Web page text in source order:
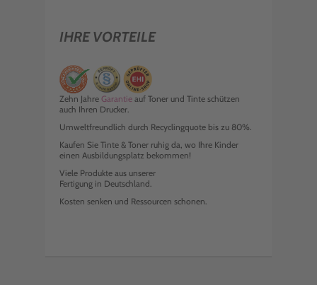
IHRE VORTEILE
Zehn Jahre Garantie auf Toner und Tinte schützen
auch Ihren Drucker.
Umweltfreundlich durch Recyclingquote bis zu 80%.
Kaufen Sie Tinte & Toner ruhig da, wo Ihre Kinder
einen Ausbildungsplatz bekommen!
Viele Produkte aus unserer
Fertigung in Deutschland.
Kosten senken und Ressourcen schonen.